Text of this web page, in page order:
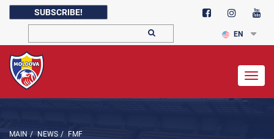
SUBSCRIBE!
EN
MAIN / NEWS / FMF